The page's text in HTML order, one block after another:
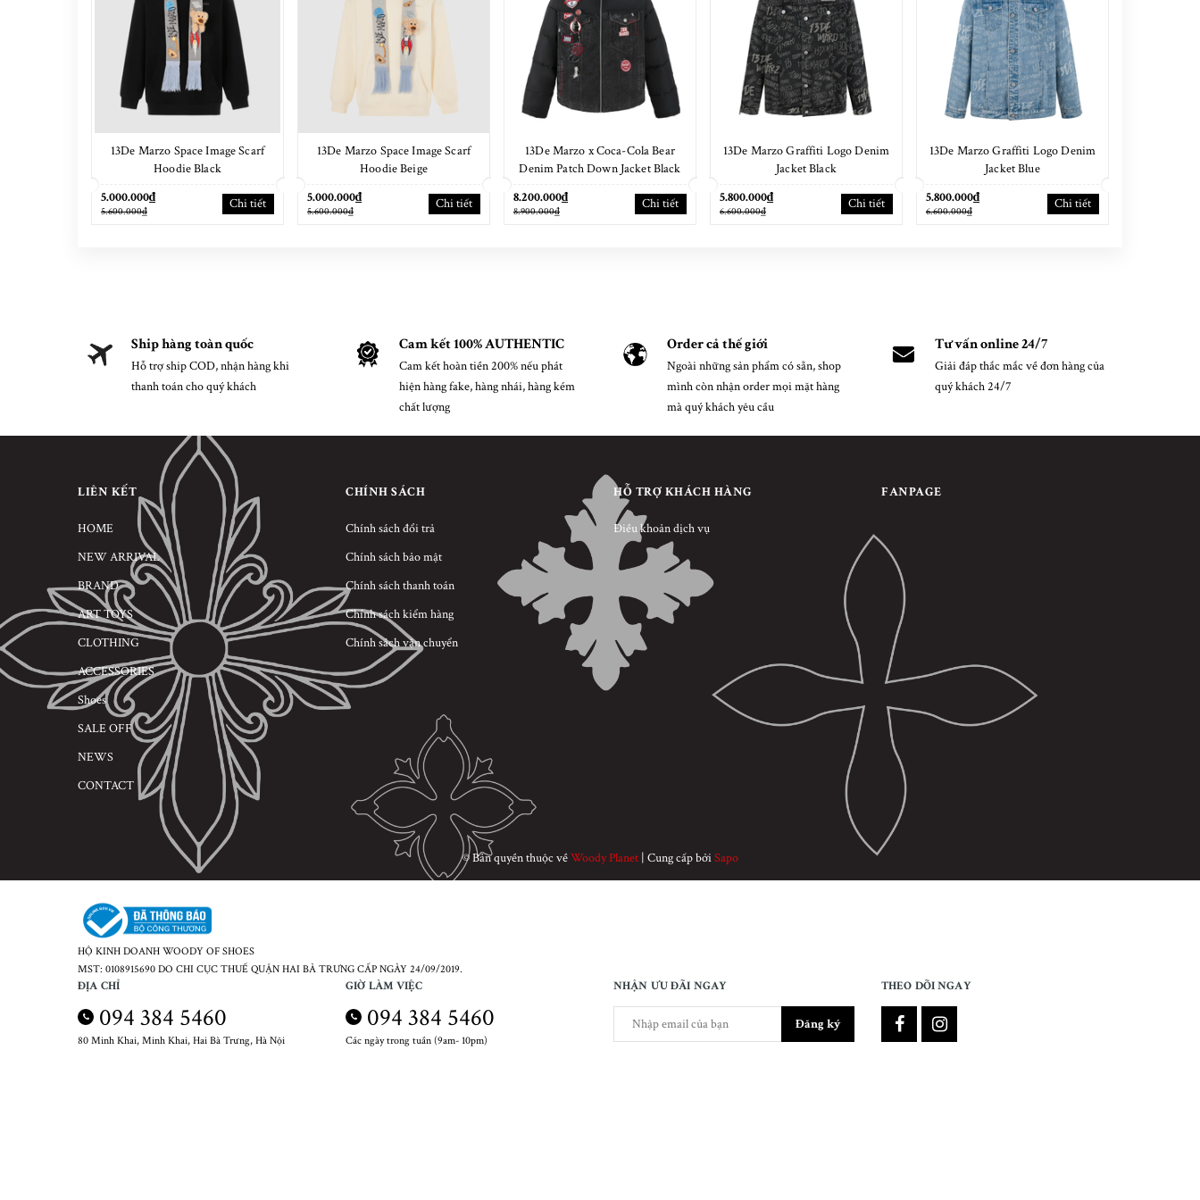
13De Marzo Space Image Scarf
Hoodie Black
5.000.000₫
5.600.000₫ Chi tiết
13De Marzo Space Image Scarf
Hoodie Beige
5.000.000₫
5.600.000₫ Chi tiết
13De Marzo x Coca-Cola Bear
Denim Patch Down Jacket Black
8.200.000₫
8.900.000₫ Chi tiết
13De Marzo Graffiti Logo Denim
Jacket Black
5.800.000₫
6.600.000₫ Chi tiết
13De Marzo Graffiti Logo Denim
Jacket Blue
5.800.000₫
6.600.000₫ Chi tiết
Ship hàng toàn quốc
Hỗ trợ ship COD, nhận hàng khi
thanh toán cho quý khách
Cam kết 100% AUTHENTIC
Cam kết hoàn tiền 200% nếu phát
hiện hàng fake, hàng nhái, hàng kém
chất lượng
Order cả thế giới
Ngoài những sản phẩm có sẵn, shop
mình còn nhận order mọi mặt hàng
mà quý khách yêu cầu
Tư vấn online 24/7
Giải đáp thắc mắc về đơn hàng của
quý khách 24/7
LIÊN KẾT
HOME
NEW ARRIVAL
BRAND
ART TOYS
CLOTHING
ACCESSORIES
Shoes
SALE OFF
NEWS
CONTACT
CHÍNH SÁCH
Chính sách đổi trả
Chính sách bảo mật
Chính sách thanh toán
Chính sách kiểm hàng
Chính sách vận chuyển
HỖ TRỢ KHÁCH HÀNG
Điều khoản dịch vụ
FANPAGE
© Bản quyền thuộc vềWoody Planet | Cung cấp bởiSapo
HỘ KINH DOANH WOODY OF SHOES
MST: 0108915690 DO CHI CỤC THUẾ QUẬN HAI BÀ TRƯNG CẤP NGÀY 24/09/2019.
ĐỊA CHỈ
094 384 5460
80 Minh Khai, Minh Khai, Hai Bà Trưng, Hà Nội
GIỜ LÀM VIỆC
094 384 5460
Các ngày trong tuần (9am- 10pm)
NHẬN ƯU ĐÃI NGAY
Đăng ký
THEO DÕI NGAY